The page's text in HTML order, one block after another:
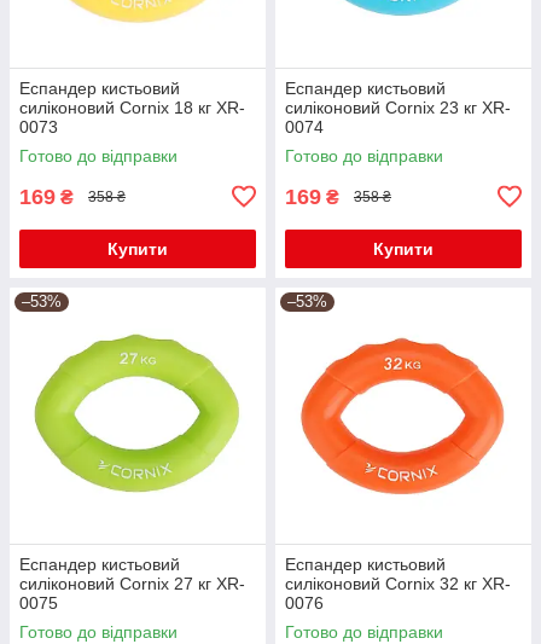
Еспандер кистьовий
силіконовий Cornix 18 кг XR-
0073
Готово до відправки
169 ₴ 358 ₴
Купити
Еспандер кистьовий
силіконовий Cornix 23 кг XR-
0074
Готово до відправки
169 ₴ 358 ₴
Купити
–53%
Еспандер кистьовий
силіконовий Cornix 27 кг XR-
0075
Готово до відправки
–53%
Еспандер кистьовий
силіконовий Cornix 32 кг XR-
0076
Готово до відправки